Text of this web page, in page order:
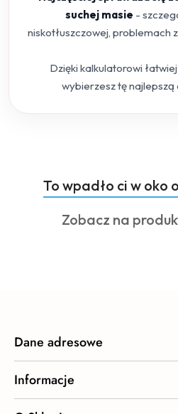
suchej masie -
niskotłuszczowej, problemach
Dzięki kalkulatorowi
wybierzesz tę najlepszą
Pomiń karuzelę
Produkty
o
statusie:
To wpadło ci w oko
Produkty
Zobacz na
Dane adresowe
Informacje